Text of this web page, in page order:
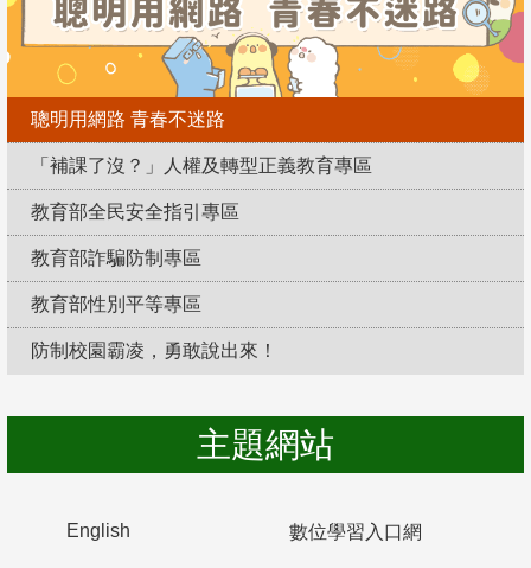
聰明用網路 青春不迷路
「補課了沒？」人權及轉型正義教育專區
教育部全民安全指引專區
教育部詐騙防制專區
教育部性別平等專區
防制校園霸凌，勇敢說出來！
主題網站
English 數位學習入口網